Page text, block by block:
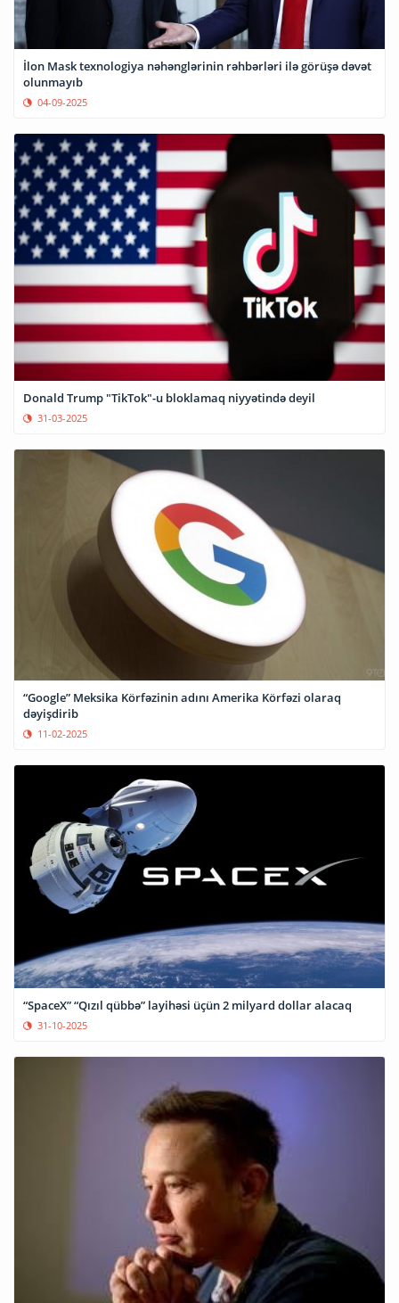
İlon Mask texnologiya nəhənglərinin rəhbərləri ilə görüşə dəvət
olunmayıb
04-09-2025
Donald Trump "TikTok"-u bloklamaq niyyətində deyil
31-03-2025
“Google” Meksika Körfəzinin adını Amerika Körfəzi olaraq
dəyişdirib
11-02-2025
“SpaceX” “Qızıl qübbə” layihəsi üçün 2 milyard dollar alacaq
31-10-2025